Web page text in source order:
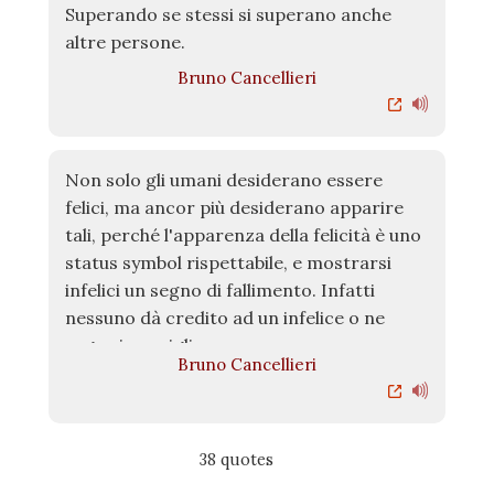
Superando se stessi si superano anche
altre persone.
Bruno Cancellieri
Non solo gli umani desiderano essere
felici, ma ancor più desiderano apparire
tali, perché l'apparenza della felicità è uno
status symbol rispettabile, e mostrarsi
infelici un segno di fallimento. Infatti
nessuno dà credito ad un infelice o ne
segue i consigli.
Bruno Cancellieri
38 quotes